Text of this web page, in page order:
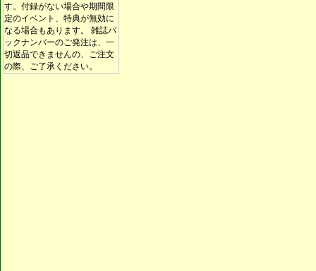
す。付録がない場合や期間限
定のイベント、特典が無効に
なる場合もあります。 雑誌バ
ックナンバーのご発注は、一
切返品できませんの、ご注文
の際、ご了承ください。